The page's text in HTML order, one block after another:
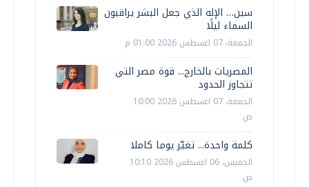
سين… الإله الذي جعل البشر يراقبون
السماء ليلًا
الجمعة، 07 اغسطس 2026 01:00 م
المصريات بالخارج... قوة مصر التي
تتجاوز الحدود
الجمعة، 07 اغسطس 2026 10:00
ص
كلمة واحدة... تغيّر يوما كاملا
الخميس، 06 اغسطس 2026 10:10
ص